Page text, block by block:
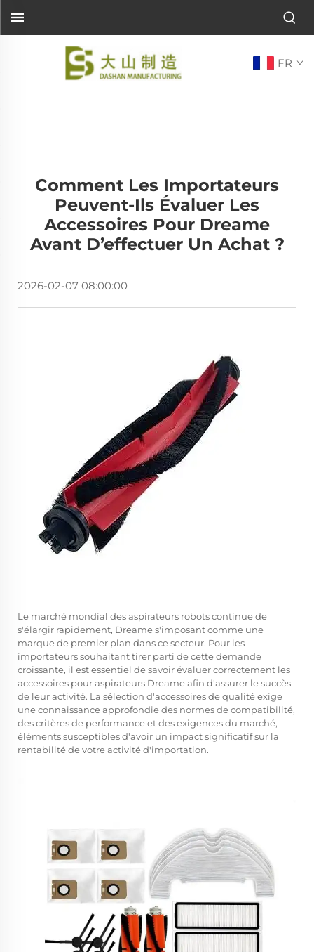
FR
Comment Les Importateurs
Peuvent-Ils Évaluer Les
Accessoires Pour Dreame
Avant D’effectuer Un Achat ?
2026-02-07 08:00:00
Le marché mondial des aspirateurs robots continue de
s'élargir rapidement, Dreame s'imposant comme une
marque de premier plan dans ce secteur. Pour les
importateurs souhaitant tirer parti de cette demande
croissante, il est essentiel de savoir évaluer correctement les
accessoires pour aspirateurs Dreame afin d'assurer le succès
de leur activité. La sélection d'accessoires de qualité exige
une connaissance approfondie des normes de compatibilité,
des critères de performance et des exigences du marché,
éléments susceptibles d'avoir un impact significatif sur la
rentabilité de votre activité d'importation.